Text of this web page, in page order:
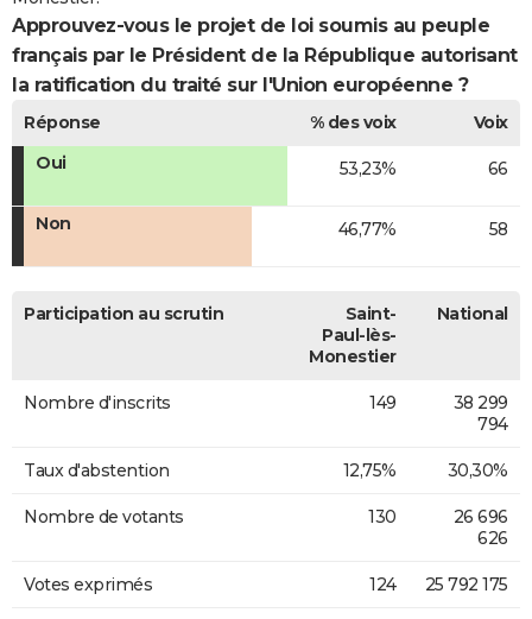
Approuvez-vous le projet de loi soumis au peuple
français par le Président de la République autorisant
la ratification du traité sur l'Union européenne ?
Réponse % des voix
Voix
Oui
53,23% 66
Non 46,77% 58
Participation au scrutin
Saint-
Paul-lès-
Monestier
National
Nombre d'inscrits 149
38 299
794
Taux d'abstention 12,75% 30,30%
Nombre de votants 130
26 696
626
Votes exprimés 124 25 792 175